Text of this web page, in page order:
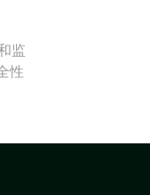
监
性